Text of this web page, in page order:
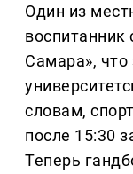
Один из
воспитанник
Самара», что
словам,
после 15:30
Теперь